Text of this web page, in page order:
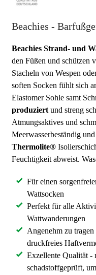
Beachies -
Beachies Strand- und
den Füßen und schützen
Stacheln von Wespen
soften Socken fühlt sich
Elastomer Sohle samt
produziert und streng
Atmungsaktives und
Meerwasserbeständig
Thermolite®
Feuchtigkeit abweist.
Für einen
Wattsocken
Perfekt für alle
Wattwanderungen
Angenehm zu
druckfreies
Exzellente Qualität -
schadstoffgeprüft,